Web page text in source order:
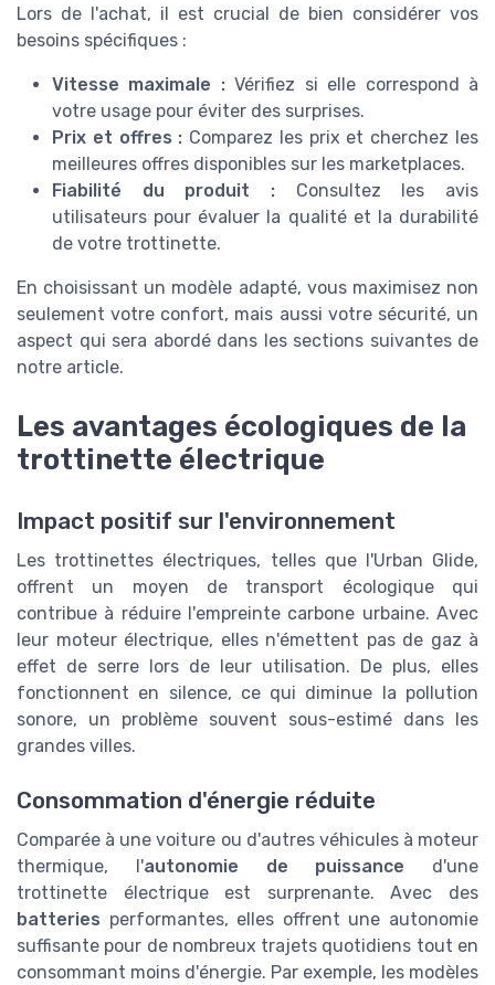
Lors de l'achat, il est crucial de bien considérer vos
besoins spécifiques :
Vitesse maximale :Vérifiez si elle correspond à
votre usage pour éviter des surprises.
Prix et offres : Comparez les prix et cherchez les
meilleures offres disponibles sur les marketplaces.
Fiabilité du produit : Consultez les avis
utilisateurs pour évaluer la qualité et la durabilité
de votre trottinette.
En choisissant un modèle adapté, vous maximisez non
seulement votre confort, mais aussi votre sécurité, un
aspect qui sera abordé dans les sections suivantes de
notre article.
Les avantages écologiques de la
trottinette électrique
Impact positif sur l'environnement
Les trottinettes électriques, telles que l'Urban Glide,
offrent un moyen de transport écologique qui
contribue à réduire l'empreinte carbone urbaine. Avec
leur moteur électrique, elles n'émettent pas de gaz à
effet de serre lors de leur utilisation. De plus, elles
fonctionnent en silence, ce qui diminue la pollution
sonore, un problème souvent sous-estimé dans les
grandes villes.
Consommation d'énergie réduite
Comparée à une voiture ou d'autres véhicules à moteur
thermique, l'autonomie de puissance d'une
trottinette électrique est surprenante. Avec des
batteries performantes, elles offrent une autonomie
suffisante pour de nombreux trajets quotidiens tout en
consommant moins d'énergie. Par exemple, les modèles